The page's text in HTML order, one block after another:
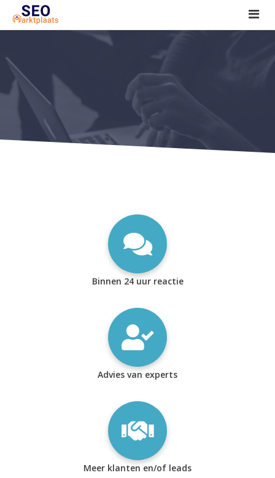
SEO tools reviews
Marketeer bij jou in de buurt?
Offerte
1. Seo voor beginners +
2. Onderzoeken +
Binnen 24 uur reactie
Advies van experts
Meer klanten en/of leads